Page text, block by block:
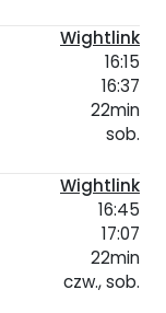
Wightlink
16:15
16:37
22min
sob.
Wightlink
16:45
17:07
22min
czw., sob.